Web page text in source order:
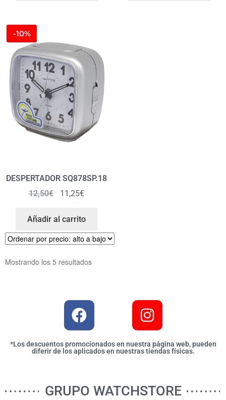
-10%
DESPERTADOR SQ878SP.18
12,50€ 11,25€
Añadir al carrito
Mostrando los 5 resultados
*Los descuentos promocionados en nuestra página web, pueden
diferir de los aplicados en nuestras tiendas físicas.
GRUPO WATCHSTORE